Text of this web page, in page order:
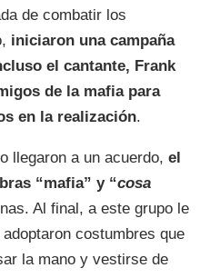
de combatir los
iniciaron una campaña
el cantante, Frank
de la mafia para
en la realización.
llegaron a un acuerdo, el
“mafia” y “cosa
Al final, a este grupo le
costumbres que
la mano y vestirse de